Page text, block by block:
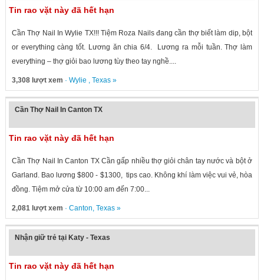
Tin rao vặt này đã hết hạn
Cần Thợ Nail In Wylie TX!!! Tiệm Roza Nails đang cần thợ biết làm dip, bột
or everything càng tốt. Lương ăn chia 6/4. Lương ra mỗi tuần. Thợ làm
everything – thợ giỏi bao lương tùy theo tay nghề....
3,308 lượt xem · Wylie , Texas»
Cần Thợ Nail In Canton TX
Tin rao vặt này đã hết hạn
Cần Thợ Nail In Canton TX Cần gấp nhiều thợ giỏi chân tay nước và bột ở
Garland. Bao lương $800 - $1300, tips cao. Không khí làm việc vui vẻ, hòa
đồng. Tiệm mở cửa từ 10:00 am đến 7:00...
2,081 lượt xem · Canton, Texas»
Nhận giữ trẻ tại Katy - Texas
Tin rao vặt này đã hết hạn